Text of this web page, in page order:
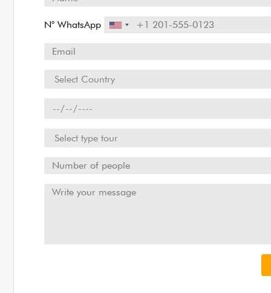
N° WhatsApp